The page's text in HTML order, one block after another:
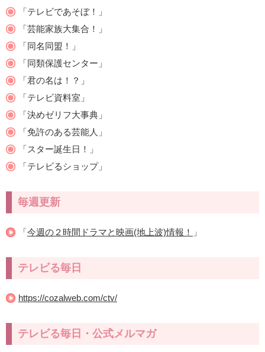
「テレビであそぼ！」
「芸能家族大集合！」
「同名同盟！」
「同類保護センター」
「君の名は！？」
「テレビ資料室」
「決めゼリフ大事典」
「免許のある芸能人」
「スター誕生日！」
「テレビるショップ」
毎週更新
「今週の２時間ドラマと映画(地上波)情報！ 」
テレビる毎日
https://cozalweb.com/ctv/
テレビる毎日・公式メルマガ